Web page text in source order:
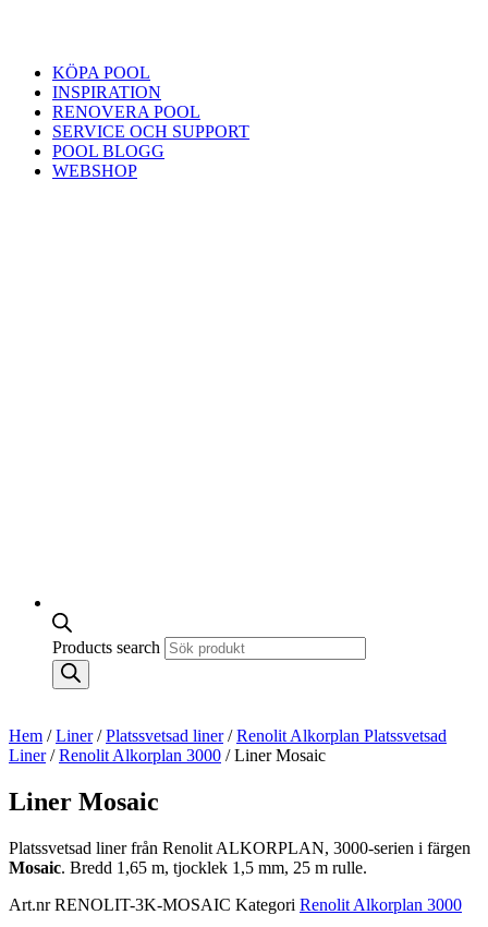
KÖPA POOL
INSPIRATION
RENOVERA POOL
SERVICE OCH SUPPORT
POOL BLOGG
WEBSHOP
Products search
Hem /Liner/Platssvetsad liner/Renolit Alkorplan Platssvetsad
Liner/Renolit Alkorplan 3000 / Liner Mosaic
Liner Mosaic
Platssvetsad liner från Renolit ALKORPLAN, 3000-serien i färgen
Mosaic. Bredd 1,65 m, tjocklek 1,5 mm, 25 m rulle.
Art.nrRENOLIT-3K-MOSAIC Kategori Renolit Alkorplan 3000